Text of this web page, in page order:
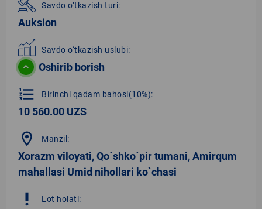
Savdo o‘tkazish turi:
Auksion
Savdo o‘tkazish uslubi:
Oshirib borish
format_list_numbered Birinchi qadam bahosi(10%):
10 560.00 UZS
location_on Manzil:
Xorazm viloyati, Qo`shko`pir tumani, Amirqum
mahallasi Umid nihollari ko`chasi
priority_high Lot holati: